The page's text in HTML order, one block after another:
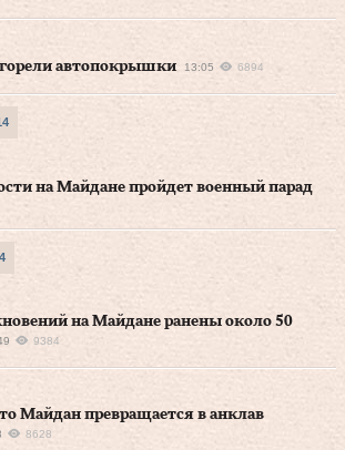
автопокрышки
13:05 6894
на Майдане пройдет военный парад
на Майдане ранены около 50
9384
Майдан превращается в анклав
8628